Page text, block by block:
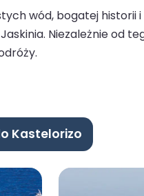
wód, bogatej
Jaskinia. Niezależnie
Kastelorizo